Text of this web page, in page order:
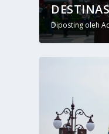
Diposting oleh